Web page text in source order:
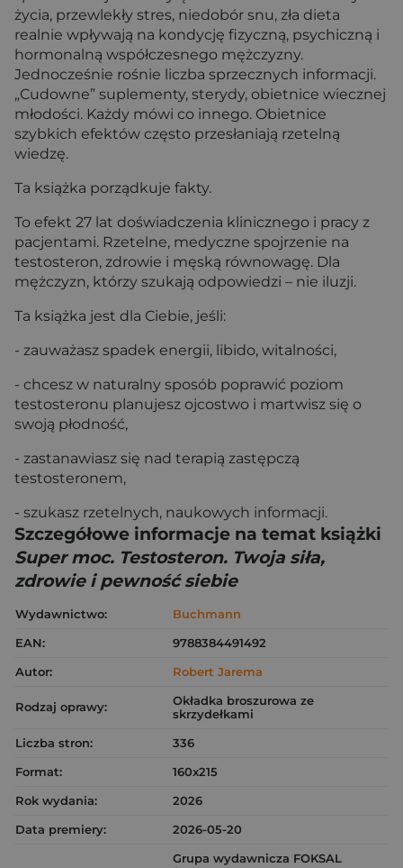
życia, przewlekły stres, niedobór snu, zła dieta
realnie wpływają na kondycję fizyczną, psychiczną i
hormonalną współczesnego mężczyzny.
Jednocześnie rośnie liczba sprzecznych informacji.
„Cudowne” suplementy, sterydy, obietnice wiecznej
młodości. Każdy mówi co innego. Obietnice
szybkich efektów często przesłaniają rzetelną
wiedzę.
Ta książka porządkuje fakty.
To efekt 27 lat doświadczenia klinicznego i pracy z
pacjentami. Rzetelne, medyczne spojrzenie na
testosteron, zdrowie i męską równowagę. Dla
mężczyzn, którzy szukają odpowiedzi – nie iluzji.
Ta książka jest dla Ciebie, jeśli:
- zauważasz spadek energii, libido, witalności,
- chcesz w naturalny sposób poprawić poziom
testosteronu planujesz ojcostwo i martwisz się o
swoją płodność,
- zastanawiasz się nad terapią zastępczą
testosteronem,
- szukasz rzetelnych, naukowych informacji.
Szczegółowe informacje na temat książki
Super moc. Testosteron. Twoja siła,
zdrowie i pewność siebie
Wydawnictwo:
Buchmann
EAN:
9788384491492
Autor:
Robert Jarema
Rodzaj oprawy:
Okładka broszurowa ze
skrzydełkami
Liczba stron:
336
Format:
160x215
Rok wydania:
2026
Data premiery:
2026-05-20
Grupa wydawnicza FOKSAL